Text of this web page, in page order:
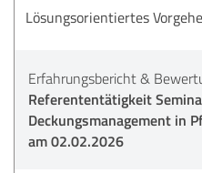
Lösungsorientiertes
Erfahrungsbericht &
Referententätigkeit
Deckungsmanagement in
am 02.02.2026